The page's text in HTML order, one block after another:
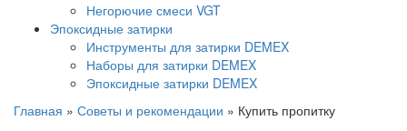
Негорючие смеси VGT
Эпоксидные затирки
Инструменты для затирки DEMEX
Наборы для затирки DEMEX
Эпоксидные затирки DEMEX
Главная » Советы и рекомендации » Купить пропитку